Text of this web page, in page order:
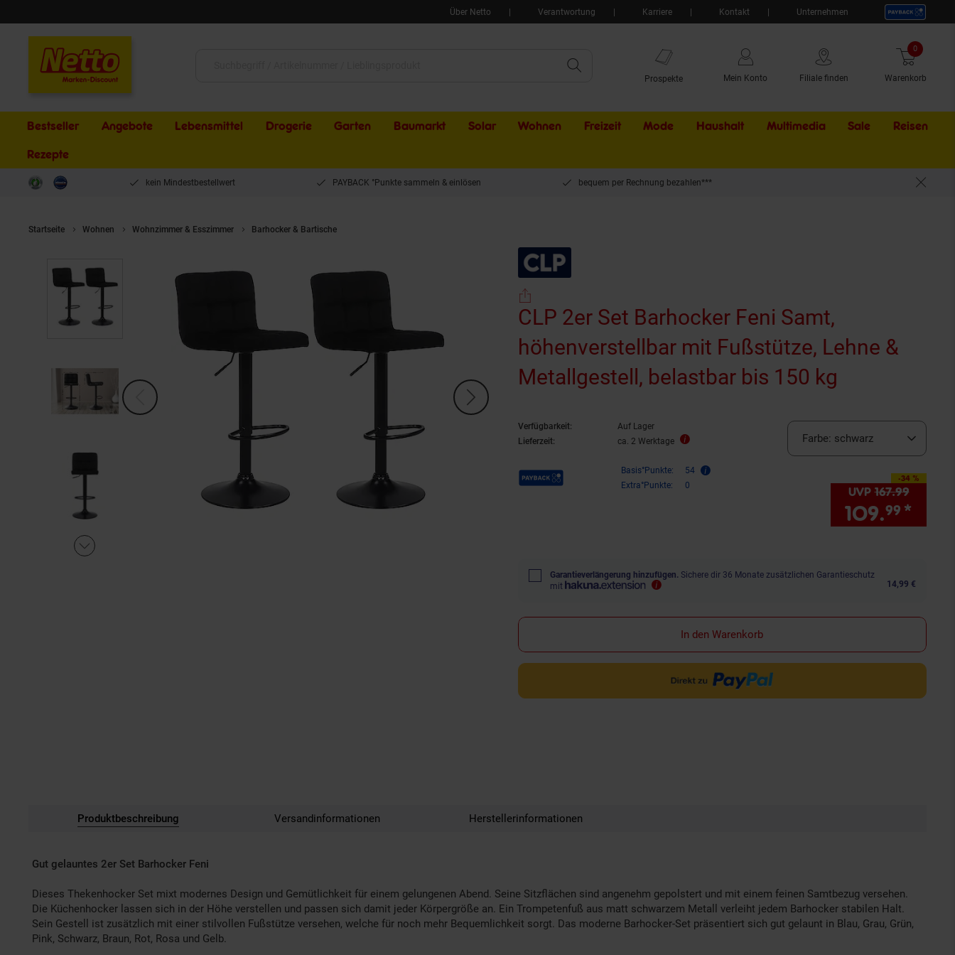
Über Netto Verantwortung Karriere Kontakt Unternehmen
Prospekte Mein Konto Filiale finden Warenkorb
0 Artikel
Bestseller Angebote Lebensmittel Drogerie Garten Baumarkt Solar Wohnen Freizeit Mode Haushalt Multimedia Sale Externer
Reisen
Rezepte
kein Mindestbestellwert PAYBACK °Punkte sammeln & einlösen bequem per Rechnung bezahlen***
Startseite Wohnen Wohnzimmer & Esszimmer Barhocker & Bartische
CLP 2er Set Barhocker Feni Samt,
höhenverstellbar mit Fußstütze, Lehne &
Metallgestell, belastbar bis 150 kg
Verfügbarkeit:
Auf Lager
Lieferzeit:
ca. 2 Werktage
Payback Punkte Basis°Punkte:
54
Extra°Punkte:
0
Farbe: schwarz
-34 %
Sie Sparen 34 Prozent,
UVP167.99UVP :
109.99 *
Garantieverlängerung hinzufügen. Sichere dir 36 Monate zusätzlichen Garantieschutz
mit
14,99 €
In den Warenkorb
Produktbeschreibung Versandinformationen Herstellerinformationen
Gut gelauntes 2er Set Barhocker Feni
Dieses Thekenhocker Set mixt modernes Design und Gemütlichkeit für einem gelungenen Abend. Seine Sitzflächen sind angenehm gepolstert und mit einem feinen Samtbezug versehen.
Die Küchenhocker lassen sich in der Höhe verstellen und passen sich damit jeder Körpergröße an. Ein Trompetenfuß aus matt schwarzem Metall verleiht jedem Barhocker stabilen Halt.
Sein Gestell ist zusätzlich mit einer stilvollen Fußstütze versehen, welche für noch mehr Bequemlichkeit sorgt. Das moderne Barhocker-Set präsentiert sich gut gelaunt in Blau, Grau, Grün,
Pink, Schwarz, Braun, Rot, Rosa und Gelb.